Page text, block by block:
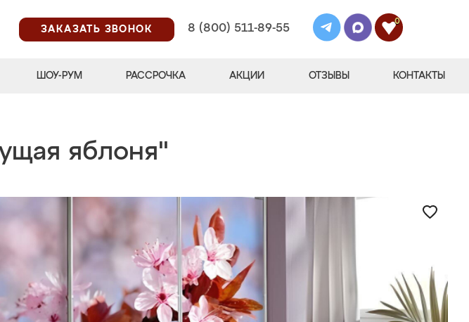
ЗАКАЗАТЬ ЗВОНОК
8 (800) 511-89-55
0
ШОУ-РУМ РАССРОЧКА АКЦИИ ОТЗЫВЫ КОНТАКТЫ
яблоня"